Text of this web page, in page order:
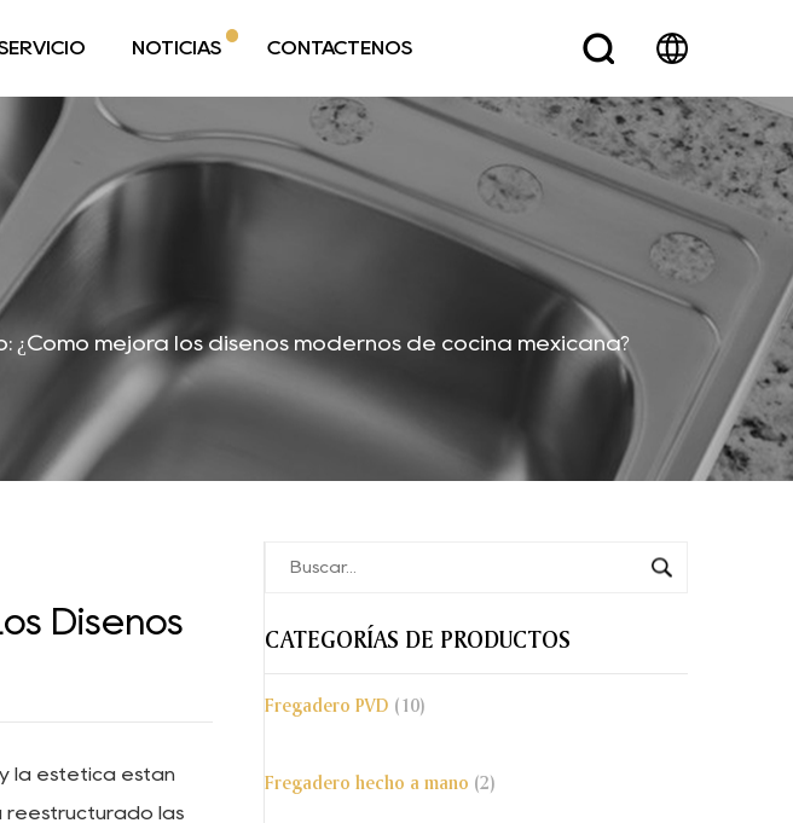
NOTICIAS CONTÁCTENOS
¿Cómo mejora los diseños modernos de cocina mexicana?
CATEGORÍAS DE PRODUCTOS
Fregadero PVD (10)
Fregadero hecho a mano (2)
Diseños
la estética están
reestructurado las